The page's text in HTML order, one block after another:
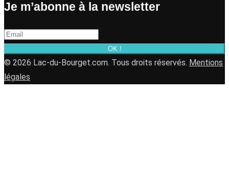
Je m’abonne à la newsletter
OK !
© 2026 Lac-du-Bourget.com. Tous droits réservés. Mentions
légales